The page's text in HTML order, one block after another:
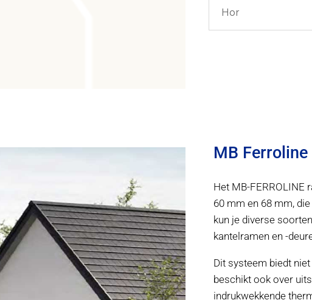
Hor
MB
Het MB-FERROLINE
60 mm en 68 mm,
kun je diverse
kantelramen en -
Dit systeem biedt
beschikt ook over
indrukwekkende